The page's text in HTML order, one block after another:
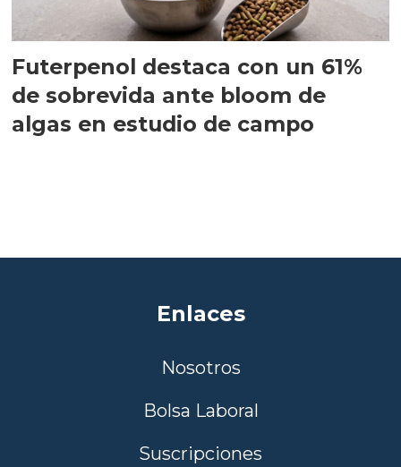
Futerpenol destaca con un 61%
de sobrevida ante bloom de
algas en estudio de campo
Enlaces
Nosotros
Bolsa Laboral
Suscripciones